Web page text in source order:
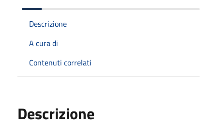
Descrizione
A cura di
Contenuti correlati
Descrizione